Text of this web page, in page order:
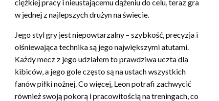
ciężkiej pracy i nieustającemu dążeniu do celu, teraz gra
w jednej z najlepszych drużyn na świecie.
Jego styl gry jest niepowtarzalny – szybkość, precyzja i
olśniewająca technika są jego największymi atutami.
Każdy mecz z jego udziałem to prawdziwa uczta dla
kibiców, a jego gole często są na ustach wszystkich
fanów piłki nożnej. Co więcej, Leon potrafi zachwycić
również swoją pokorą i pracowitością na treningach, co